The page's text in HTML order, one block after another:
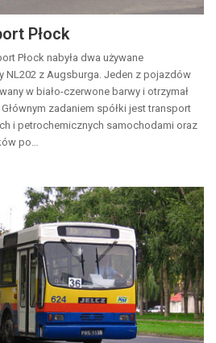
Płock
Płock nabyła dwa używane
NL202 z Augsburga. Jeden z pojazdów
w biało-czerwone barwy i otrzymał
zadaniem spółki jest transport
i petrochemicznych samochodami oraz
po…